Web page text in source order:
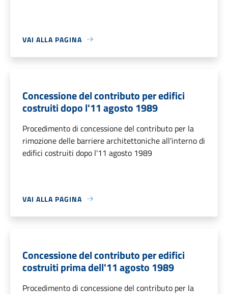
VAI ALLA PAGINA
Concessione del contributo per edifici
costruiti dopo l'11 agosto 1989
Procedimento di concessione del contributo per la
rimozione delle barriere architettoniche all'interno di
edifici costruiti dopo l'11 agosto 1989
VAI ALLA PAGINA
Concessione del contributo per edifici
costruiti prima dell'11 agosto 1989
Procedimento di concessione del contributo per la